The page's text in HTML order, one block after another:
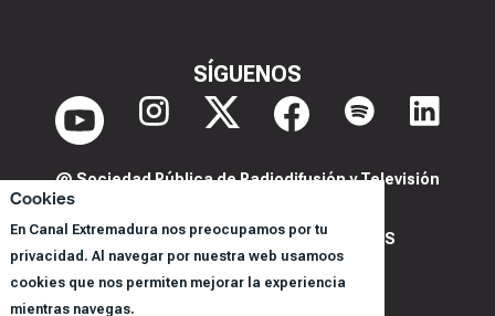
Cookies
En Canal Extremadura nos preocupamos por tu
privacidad. Al navegar por nuestra web usamoos
cookies que nos permiten mejorar la experiencia
mientras navegas.
SÍGUENOS
@ Sociedad Pública de Radiodifusión y Televisión
POLITICA DE PRIVACIDAD Y COOKIES